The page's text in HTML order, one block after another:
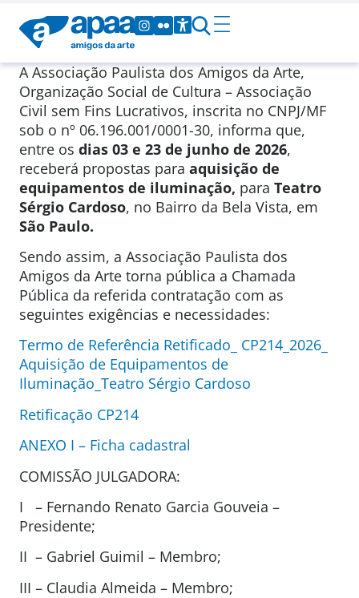
A Associação Paulista dos Amigos da Arte,
Organização Social de Cultura – Associação
Civil sem Fins Lucrativos, inscrita no CNPJ/MF
sob o nº 06.196.001/0001-30, informa que,
entre os dias 03 e 23 de junho de 2026,
receberá propostas para aquisição de
equipamentos de iluminação, para Teatro
Sérgio Cardoso, no Bairro da Bela Vista, em
São Paulo.
Sendo assim, a Associação Paulista dos
Amigos da Arte torna pública a Chamada
Pública da referida contratação com as
seguintes exigências e necessidades:
Termo de Referência Retificado_ CP214_2026_
Aquisição de Equipamentos de
Iluminação_Teatro Sérgio Cardoso
Retificação CP214
ANEXO I – Ficha cadastral
COMISSÃO JULGADORA:
I – Fernando Renato Garcia Gouveia –
Presidente;
II – Gabriel Guimil – Membro;
III – Claudia Almeida – Membro;